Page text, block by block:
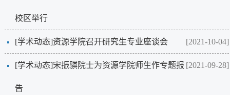
校区举行
[2021-10-04]
[学术动态]资源学院召开研究生专业座谈会
[2021-09-28]
[学术动态]宋振骐院士为资源学院师生作专题报
告